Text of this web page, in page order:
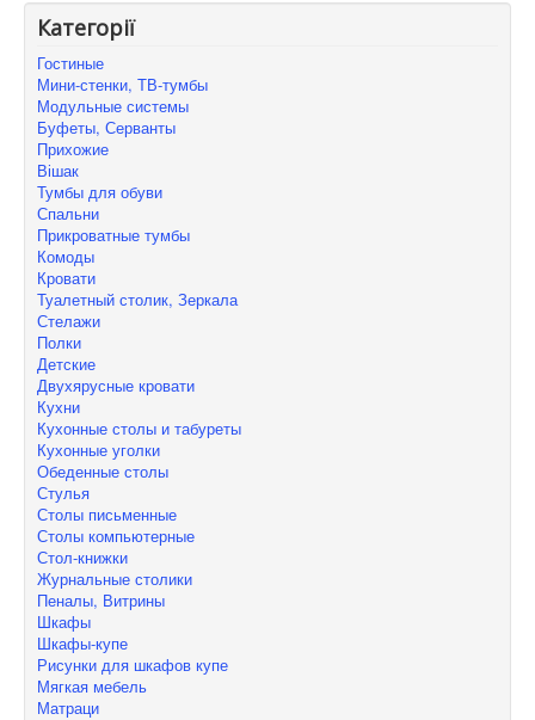
Категорії
Гостиные
Мини-стенки, ТВ-тумбы
Модульные системы
Буфеты, Серванты
Прихожие
Вішак
Тумбы для обуви
Спальни
Прикроватные тумбы
Комоды
Кровати
Туалетный столик, Зеркала
Стелажи
Полки
Детские
Двухярусные кровати
Кухни
Кухонные столы и табуреты
Кухонные уголки
Обеденные столы
Стулья
Столы письменные
Столы компьютерные
Стол-книжки
Журнальные столики
Пеналы, Витрины
Шкафы
Шкафы-купе
Рисунки для шкафов купе
Мягкая мебель
Матраци